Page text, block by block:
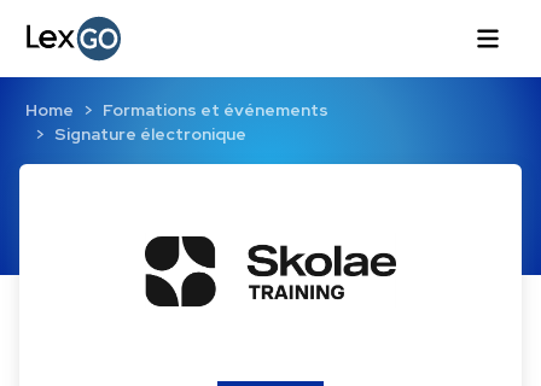
Home
Formations et événements
Signature électronique